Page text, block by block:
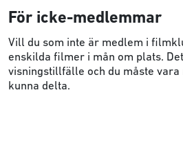
För icke-medlemmar
Vill du som inte är medlem i
enskilda filmer i mån om plats.
visningstillfälle och du måste
kunna delta.